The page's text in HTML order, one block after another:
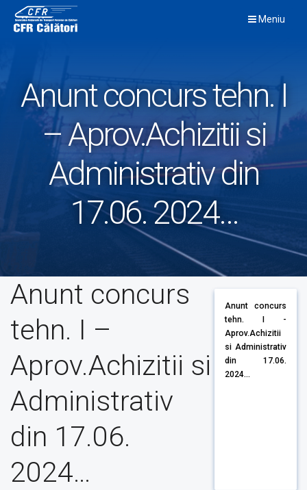
content
Meniu
Anunt concurs tehn. I
– Aprov.Achizitii si
Administrativ din
17.06. 2024…
Anunt concurs
tehn. I –
Aprov.Achizitii si
Administrativ
din 17.06.
2024…
Anunt concurs
tehn. I -
Aprov.Achizitii
si Administrativ
din 17.06.
2024...